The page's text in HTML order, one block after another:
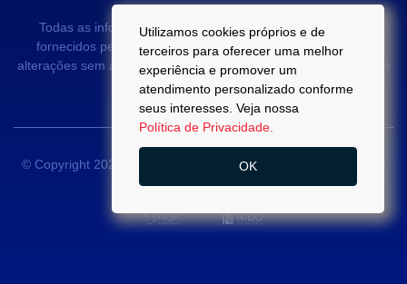
Todas as informações e valores exibidos neste portal são
fornecidos pelos proprietários dos imóveis podendo sofrer
alterações sem aviso prévio. Antes da proposta, consulte nossos
corretores.
© Copyright 2022 - Di Palma Campos -CRECI 22889-J
os direitos reservados.
Utilizamos cookies próprios e de
terceiros para oferecer uma melhor
experiência e promover um
atendimento personalizado conforme
seus interesses. Veja nossa
Política de Privacidade.
OK